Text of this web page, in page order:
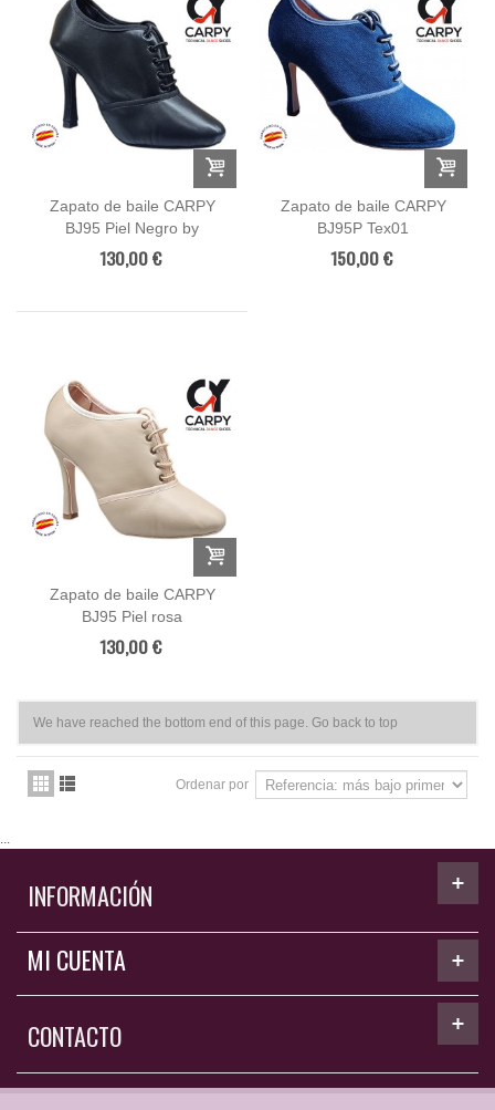
Zapato de baile CARPY
BJ95 Piel Negro by
Mercedes Sayut
130,00 €
Zapato de baile CARPY
BJ95P Tex01
150,00 €
Zapato de baile CARPY
BJ95 Piel rosa
130,00 €
We have reached the bottom end of this page. Go back to top
Ordenar por
...
INFORMACIÓN
MI CUENTA
CONTACTO